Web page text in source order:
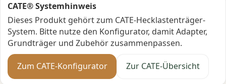
CATE® Systemhinweis
Dieses Produkt gehört zum CATE-Hecklastenträger-
System. Bitte nutze den Konfigurator, damit Adapter,
Grundträger und Zubehör zusammenpassen.
Zum CATE-Konfigurator Zur CATE-Übersicht